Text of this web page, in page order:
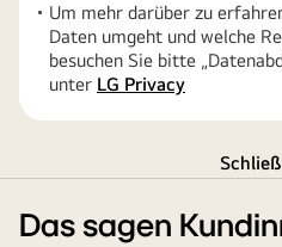
Um mehr darüber zu
Daten umgeht und welche
besuchen Sie bitte
unter LG Privacy
Das sagen